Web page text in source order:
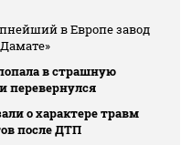
в Европе завод
в страшную
перевернулся
о характере травм
после ДТП